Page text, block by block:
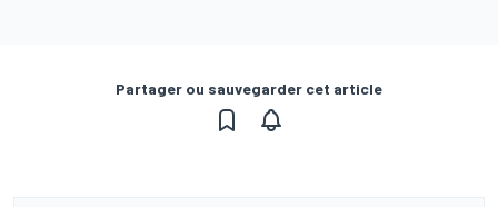
Partager ou sauvegarder cet article